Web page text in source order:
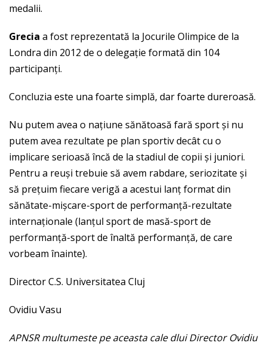
medalii.
Grecia a fost reprezentată la Jocurile Olimpice de la
Londra din 2012 de o delegație formată din 104
participanți.
Concluzia este una foarte simplă, dar foarte dureroasă.
Nu putem avea o națiune sănătoasă fară sport și nu
putem avea rezultate pe plan sportiv decât cu o
implicare serioasă încă de la stadiul de copii și juniori.
Pentru a reuși trebuie să avem rabdare, seriozitate și
să prețuim fiecare verigă a acestui lanț format din
sănătate-mișcare-sport de performanță-rezultate
internaționale (lanțul sport de masă-sport de
performanță-sport de înaltă performanță, de care
vorbeam înainte).
Director C.S. Universitatea Cluj
Ovidiu Vasu
APNSR multumeste pe aceasta cale dlui Director Ovidiu